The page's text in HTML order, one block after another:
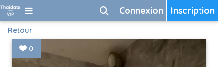
Inscription
Connexion
Retour
0